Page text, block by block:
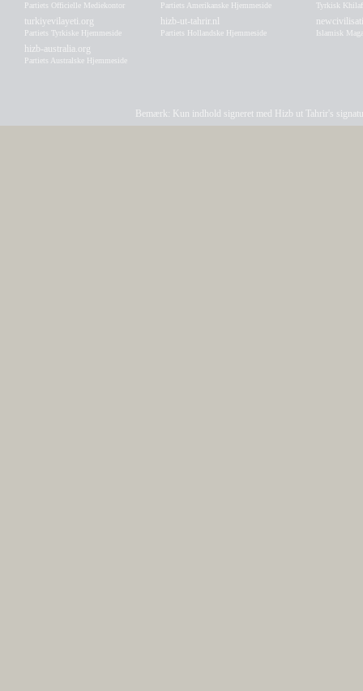
Partiets Officielle Mediekontor Partiets Amerikanske Hjemmeside
turkiyevilayeti.org
Partiets Tyrkiske Hjemmeside
hizb-ut-tahrir.nl
Partiets Hollandske Hjemmeside
hizb-australia.org
Partiets Australske Hjemmeside
Tyrkisk
Islamisk
Bemærk: Kun indhold signeret med Hizb ut Tahrir's